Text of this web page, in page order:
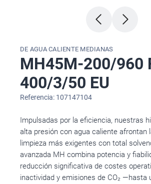
DE AGUA CALIENTE MEDIANAS
MH45M-200/960
400/3/50 EU
Referencia: 107147104
Impulsadas por la eficiencia, nuestras
alta presión con agua caliente afrontan
limpieza más exigentes con total
avanzada MH combina potencia y
reducción significativa de costes
inactividad y emisiones de CO₂ —hasta